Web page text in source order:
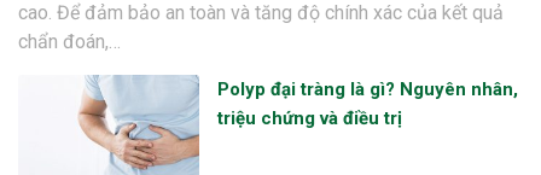
cao. Để đảm bảo an toàn và tăng độ chính xác của kết quả
chẩn đoán,…
Polyp đại tràng là gì? Nguyên nhân,
triệu chứng và điều trị